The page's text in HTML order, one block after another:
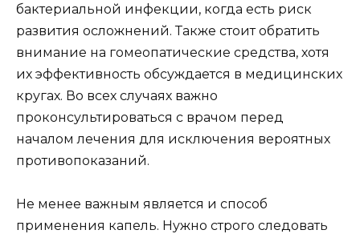
бактериальной инфекции, когда есть риск
развития осложнений. Также стоит обратить
внимание на гомеопатические средства, хотя
их эффективность обсуждается в медицинских
кругах. Во всех случаях важно
проконсультироваться с врачом перед
началом лечения для исключения вероятных
противопоказаний.
Не менее важным является и способ
применения капель. Нужно строго следовать